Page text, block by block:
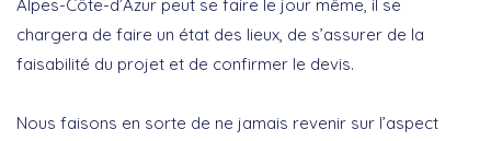
Alpes-Côte-d’Azur peut se faire le jour même, il se
chargera de faire un état des lieux, de s’assurer de la
faisabilité du projet et de confirmer le devis.
Nous faisons en sorte de ne jamais revenir sur l’aspect